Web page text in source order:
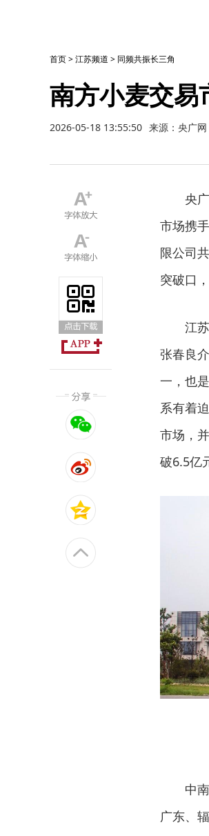
首页>江苏频道 > 同频共振长三角
南方小麦交易
2026-05-18 13:55:50 来源：央广网
央
市场携
限公司
突破口
江
张春良
一，也
系有着
市场，
破6.5亿
中
广东、